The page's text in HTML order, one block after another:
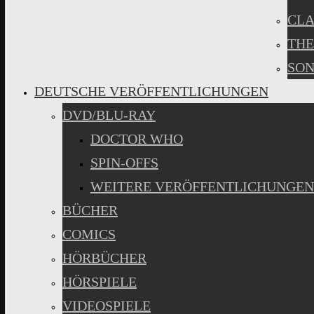
DEUTSCHE VERÖFFENTLICHUNGEN
DVD/BLU-RAY
DOCTOR WHO
SPIN-OFFS
WEITERE VERÖFFENTLICHUNGEN
BÜCHER
COMICS
HÖRBÜCHER
HÖRSPIELE
VIDEOSPIELE